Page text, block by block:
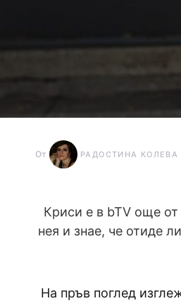
От РАДОСТИНА КОЛЕВА
Криси е в bTV още от
нея и знае, че отиде
На пръв поглед